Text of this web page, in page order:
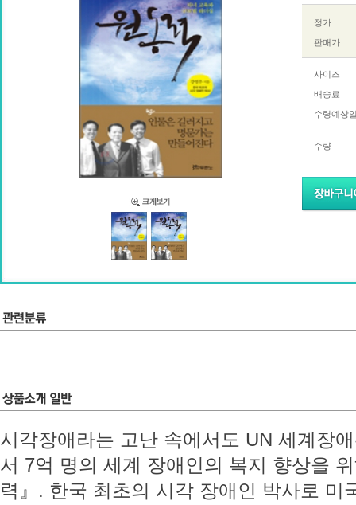
정가
판매가
사이즈
배송료
수령예상
수량
시각장애라는 고난 속에서도 UN 세계장
서 7억 명의 세계 장애인의 복지 향상을
력』. 한국 최초의 시각 장애인 박사로 미